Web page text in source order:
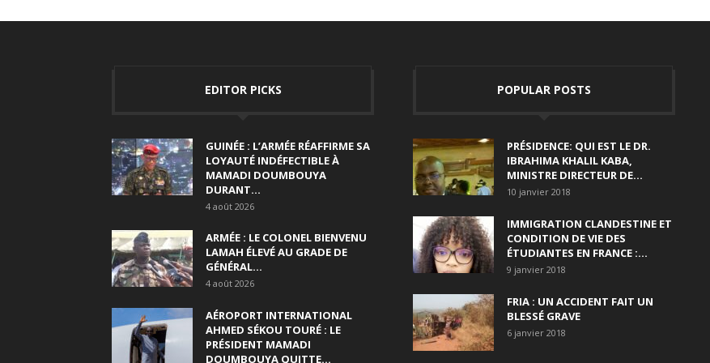
EDITOR PICKS
GUINÉE : L’ARMÉE RÉAFFIRME SA
LOYAUTÉ INDÉFECTIBLE À
MAMADI DOUMBOUYA
DURANT...
4 août 2026
ARMÉE : LE COLONEL BIENVENU
LAMAH ÉLEVÉ AU GRADE DE
GÉNÉRAL...
4 août 2026
AÉROPORT INTERNATIONAL
AHMED SÉKOU TOURÉ : LE
PRÉSIDENT MAMADI
DOUMBOUYA QUITTE...
POPULAR POSTS
PRÉSIDENCE: QUI EST LE DR.
IBRAHIMA KHALIL KABA,
MINISTRE DIRECTEUR DE...
10 janvier 2018
IMMIGRATION CLANDESTINE ET
CONDITION DE VIE DES
ÉTUDIANTES EN FRANCE :...
9 janvier 2018
FRIA : UN ACCIDENT FAIT UN
BLESSÉ GRAVE
6 janvier 2018